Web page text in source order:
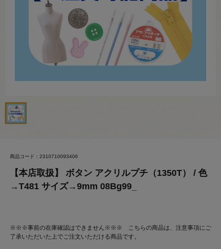
商品コード：2310710093406
【本店取扱】 ボタン アクリルプチ（1350T） / 色
→T481 サイズ→9mm 08Bg99_
※※※事前の在庫確認はできません※※※ こちらの商品は、注意事項にご
了承いただいた上でご注文いただける商品です。